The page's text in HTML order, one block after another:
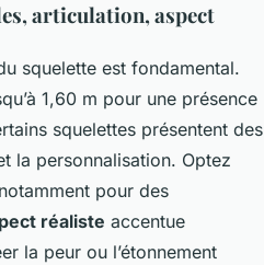
articulation, aspect
squelette est fondamental.
1,60 m pour une présence
squelettes présentent des
la personnalisation. Optez
pour des
réaliste accentue
la peur ou l’étonnement